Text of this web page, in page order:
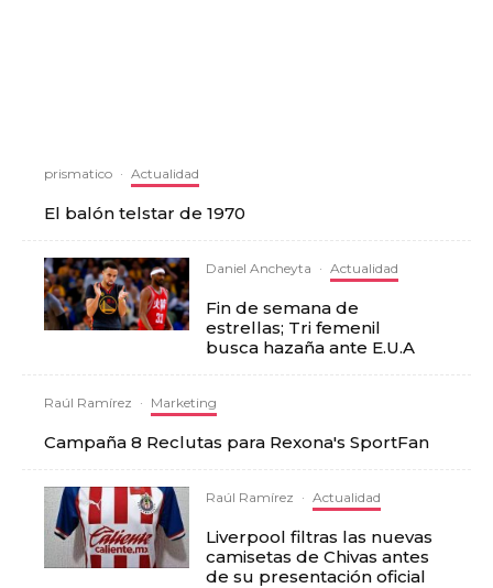
prismatico · Actualidad
El balón telstar de 1970
Daniel Ancheyta · Actualidad
Fin de semana de
estrellas; Tri femenil
busca hazaña ante E.U.A
Raúl Ramírez · Marketing
Campaña 8 Reclutas para Rexona's SportFan
Raúl Ramírez · Actualidad
Liverpool filtras las nuevas
camisetas de Chivas antes
de su presentación oficial